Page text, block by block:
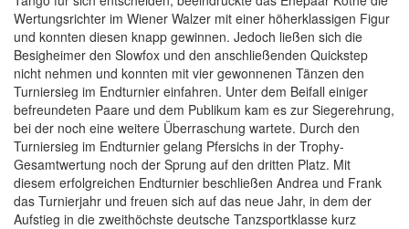
Wertungsrichter im Wiener Walzer mit einer höherklassigen Figur
und konnten diesen knapp gewinnen. Jedoch ließen sich die
Besigheimer den Slowfox und den anschließenden Quickstep
nicht nehmen und konnten mit vier gewonnenen Tänzen den
Turniersieg im Endturnier einfahren. Unter dem Beifall einiger
befreundeten Paare und dem Publikum kam es zur Siegerehrung,
bei der noch eine weitere Überraschung wartete. Durch den
Turniersieg im Endturnier gelang Pfersichs in der Trophy-
Gesamtwertung noch der Sprung auf den dritten Platz. Mit
diesem erfolgreichen Endturnier beschließen Andrea und Frank
das Turnierjahr und freuen sich auf das neue Jahr, in dem der
Aufstieg in die zweithöchste deutsche Tanzsportklasse kurz